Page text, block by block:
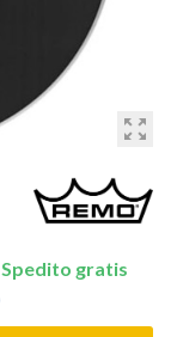
zoom_out_map
Spedito gratis